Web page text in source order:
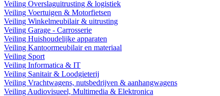
Veiling Overslaguitrusting & logistiek
Veiling Voertuigen & Motorfietsen
Veiling Winkelmeubilair & uitrusting
Veiling Garage - Carrosserie
Veiling Huishoudelijke apparaten
Veiling Kantoormeubilair en materiaal
Veiling Sport
Veiling Informatica & IT
Veiling Sanitair & Loodgieterij
Veiling Vrachtwagens, nutsbedrijven & aanhangwagens
Veiling Audiovisueel, Multimedia & Elektronica